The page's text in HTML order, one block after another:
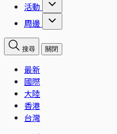
活動
周邊
搜尋 關閉
最新
國際
大陸
香港
台灣